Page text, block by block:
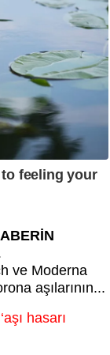
ve Moderna
aşılarının...
hasarı